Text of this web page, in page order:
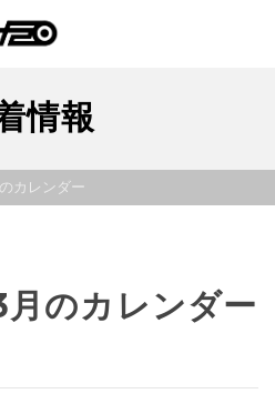
情報
のカレンダー
のカレンダー